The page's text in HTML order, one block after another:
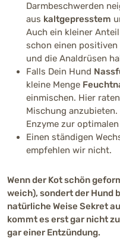
Darmbeschwerden
aus kaltgepresstem
Auch ein kleiner
schon einen
und die Analdrüsen
Falls Dein Hund
kleine Menge
einmischen. Hier
Mischung
Enzyme zur
Einen ständigen
empfehlen wir nicht.
Wenn der Kot schön
weich), sondert der Hund
natürliche Weise Sekret
kommt es erst gar nicht
gar einer Entzündung.